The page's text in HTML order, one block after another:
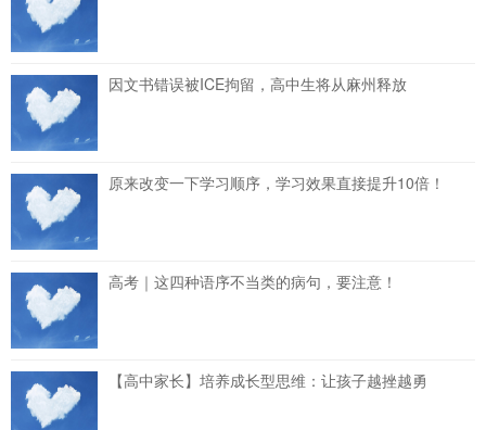
因文书错误被ICE拘留，高中生将从麻州释放
原来改变一下学习顺序，学习效果直接提升10倍！
高考｜这四种语序不当类的病句，要注意！
【高中家长】培养成长型思维：让孩子越挫越勇